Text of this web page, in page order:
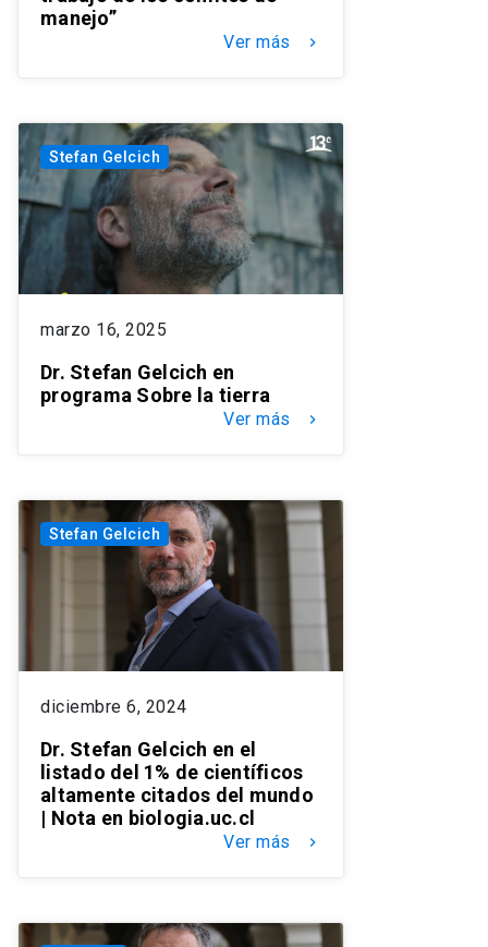
manejo”
Ver más keyboard_arrow_right
Stefan Gelcich
marzo 16, 2025
Dr. Stefan Gelcich en
programa Sobre la tierra
Ver más keyboard_arrow_right
Stefan Gelcich
diciembre 6, 2024
Dr. Stefan Gelcich en el
listado del 1% de científicos
altamente citados del mundo
| Nota en biologia.uc.cl
Ver más keyboard_arrow_right